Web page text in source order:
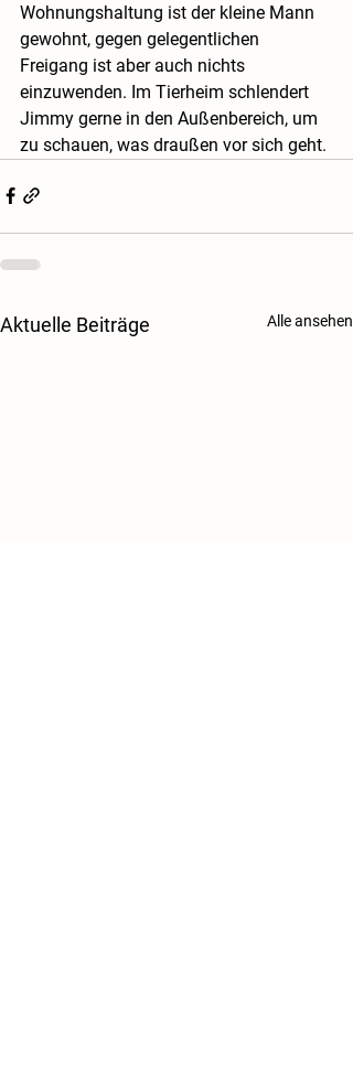
Wohnungshaltung ist der kleine Mann
gewohnt, gegen gelegentlichen
Freigang ist aber auch nichts
einzuwenden. Im Tierheim schlendert
Jimmy gerne in den Außenbereich, um
zu schauen, was draußen vor sich geht.
Aktuelle Beiträge Alle ansehen